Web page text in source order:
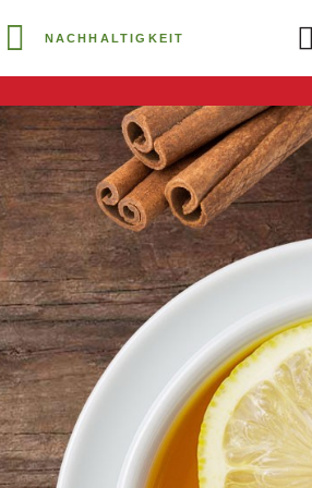
NACHHALTIGKEIT